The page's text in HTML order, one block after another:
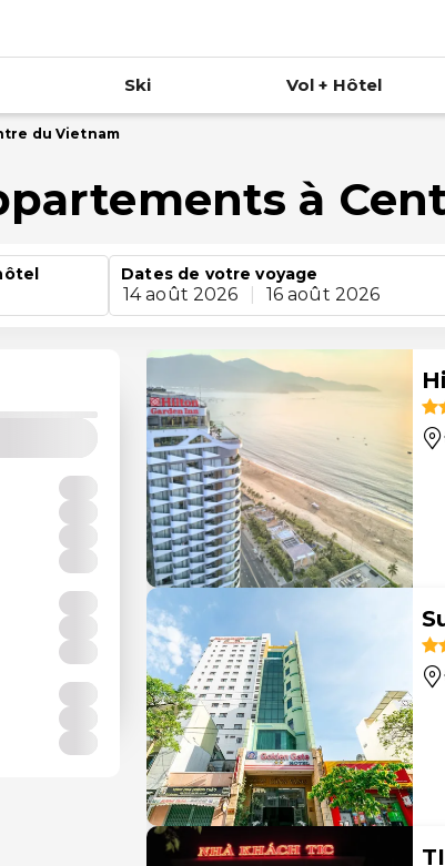
Ski Vol + Hôtel
du Vietnam
à
Dates de votre voyage
14 août 2026 16 août 2026